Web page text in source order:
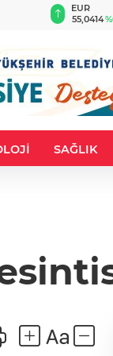
EUR
55,0414
SAĞLIK